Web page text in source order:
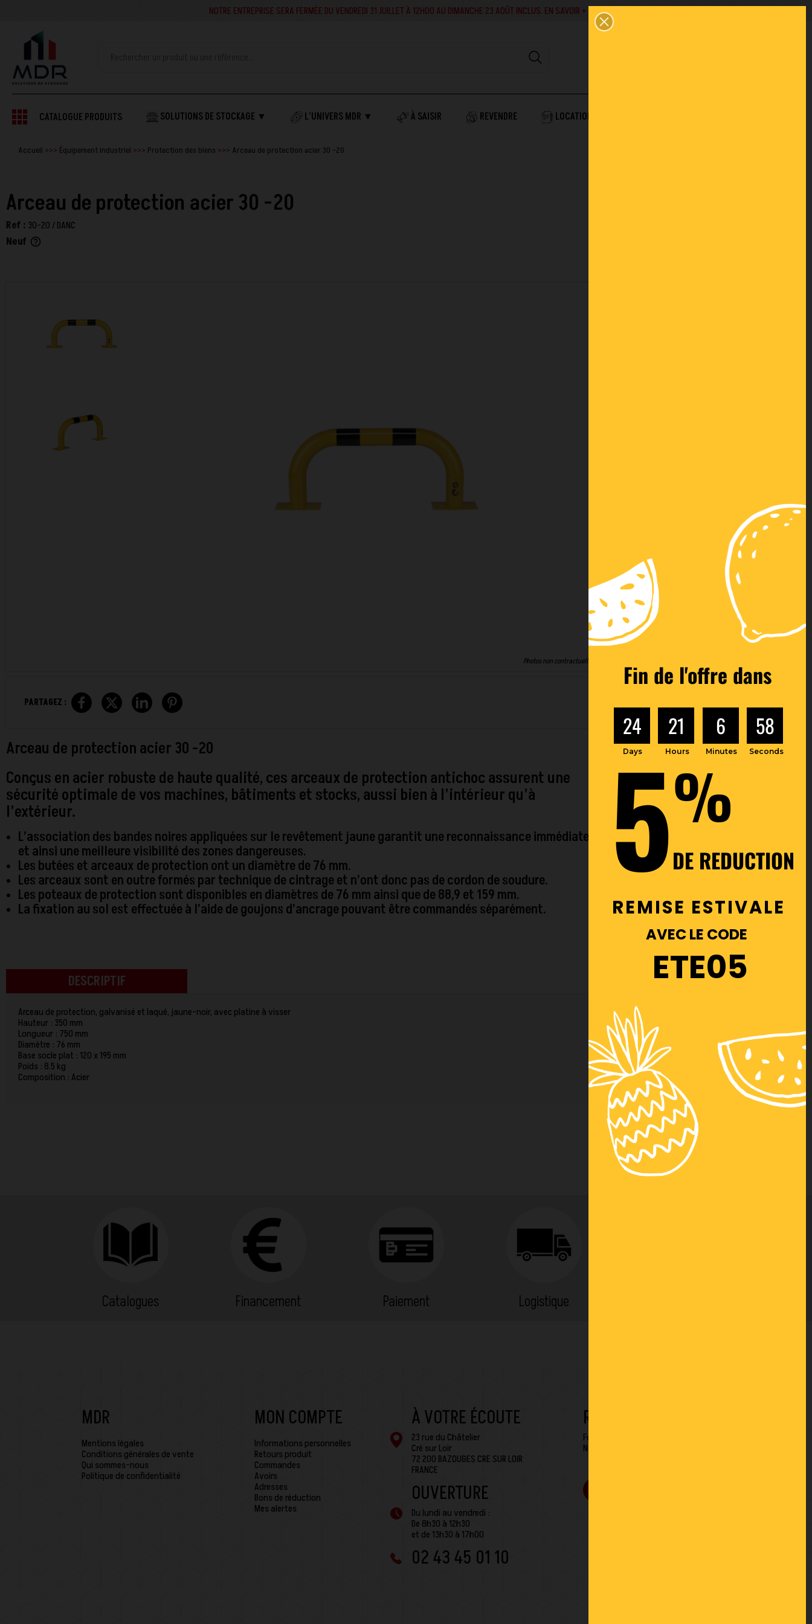
NOTRE ENTREPRISE SERA FERMÉE DU VENDREDI 31 JUILLET À 12H00 AU DIMANCHE 23 AOÛT INCLUS. EN SAVOIR +
CATALOGUE PRODUITS SOLUTIONS DE STOCKAGE ▼ L'UNIVERS MDR ▼ À SAISIR REVENDRE LOCATION
Accueil Équipement industriel Protection des biens Arceau de protection acier 30 -20
Arceau de protection acier 30 -20
Ref : 30-20 / DANC
Neuf help_outline
Photos non contractuelles
PARTAGEZ :
Arceau de protection acier 30 -20
Conçus en acier robuste de haute qualité, ces arceaux de protection antichoc assurent une
sécurité optimale de vos machines, bâtiments et stocks, aussi bien à l’intérieur qu’à
l’extérieur.
L’association des bandes noires appliquées sur le revêtement jaune garantit une reconnaissance immédiate
et ainsi une meilleure visibilité des zones dangereuses.
Les butées et arceaux de protection ont un diamètre de 76 mm.
Les arceaux sont en outre formés par technique de cintrage et n’ont donc pas de cordon de soudure.
Les poteaux de protection sont disponibles en diamètres de 76 mm ainsi que de 88,9 et 159 mm.
La fixation au sol est effectuée à l’aide de goujons d’ancrage pouvant être commandés séparément.
DESCRIPTIF
Arceau de protection, galvanisé et laqué, jaune-noir, avec platine à visser
Hauteur : 350 mm
Longueur : 750 mm
Diamètre : 76 mm
Base socle plat : 120 x 195 mm
Poids : 8.5 kg
Composition : Acier
Catalogues Financement Paiement Logistique
MDR
Mentions légales
Conditions générales de vente
Qui sommes-nous
Politique de confidentialité
MON COMPTE
Informations personnelles
Retours produit
Commandes
Avoirs
Adresses
Bons de réduction
Mes alertes
À VOTRE ÉCOUTE
23 rue du Châtelier
Cré sur Loir
72 200 BAZOUGES CRE SUR LOIR
FRANCE
OUVERTURE
Du lundi au vendredi :
De 8h30 à 12h30
et de 13h30 à 17h00
02 43 45 01 10
RESTONS EN CONTACT
Formulaire de contact
Newsletter
5%
DE REDUCTION
Fin de l'offre dans
REMISE ESTIVALE
AVEC LE CODE
ETE05
24 21 6 56
Days Hours Minutes Seconds